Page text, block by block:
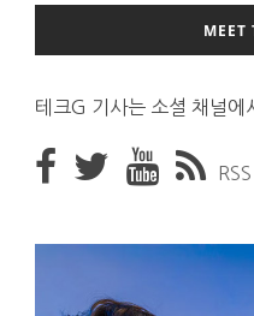
MEET
테크G 기사는 소셜 채널에
RSS